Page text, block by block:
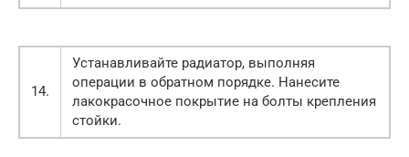
14.
Устанавливайте радиатор, выполняя
операции в обратном порядке. Нанесите
лакокрасочное покрытие на болты крепления
стойки.